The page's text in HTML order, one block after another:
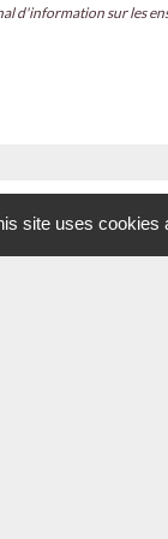
d'information sur les
site uses cookies